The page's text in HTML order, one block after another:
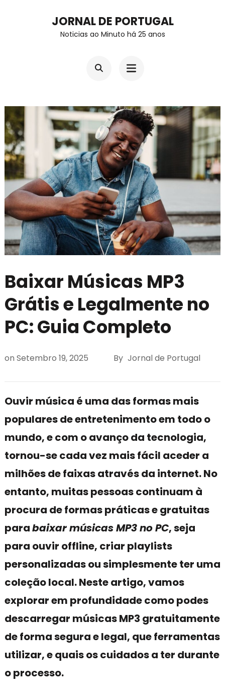
JORNAL DE PORTUGAL
Noticias ao Minuto há 25 anos
Baixar Músicas MP3
Grátis e Legalmente no
PC: Guia Completo
on Setembro 19, 2025 By Jornal de Portugal
Ouvir música é uma das formas mais
populares de entretenimento em todo o
mundo, e com o avanço da tecnologia,
tornou-se cada vez mais fácil aceder a
milhões de faixas através da internet. No
entanto, muitas pessoas continuam à
procura de formas práticas e gratuitas
parabaixar músicas MP3 no PC, seja
para ouvir offline, criar playlists
personalizadas ou simplesmente ter uma
coleção local. Neste artigo, vamos
explorar em profundidade como podes
descarregar músicas MP3 gratuitamente
de forma segura e legal, que ferramentas
utilizar, e quais os cuidados a ter durante
o processo.